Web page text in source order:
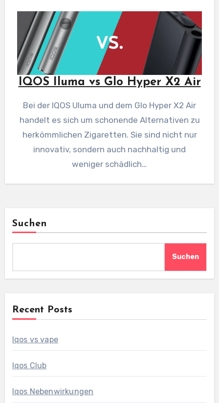
IQOS Iluma vs Glo Hyper X2 Air
Bei der IQOS Uluma und dem Glo Hyper X2 Air
handelt es sich um schonende Alternativen zu
herkömmlichen Zigaretten. Sie sind nicht nur
innovativ, sondern auch nachhaltig und
weniger schädlich…
Suchen
Suchen
Recent Posts
Iqos vs vape
Iqos Club
Iqos Nebenwirkungen